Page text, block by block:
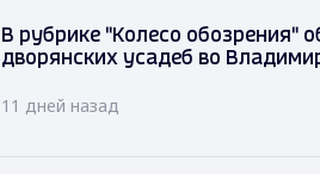
В рубрике "Колесо обозрения"
дворянских усадеб во
11 дней назад